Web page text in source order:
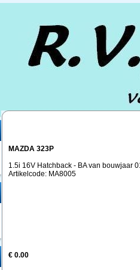
MAZDA 323P
1.5i 16V Hatchback - BA van bouwjaar
Artikelcode: MA8005
€ 0.00